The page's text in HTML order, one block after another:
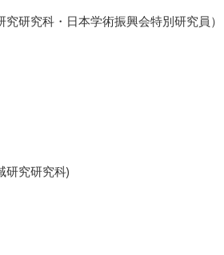
研究科・日本学術振興会特別研究員）
研究研究科)